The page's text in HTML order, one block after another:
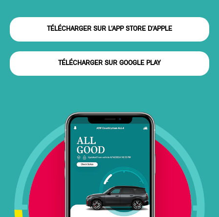
TÉLÉCHARGER SUR L’APP STORE D’APPLE
TÉLÉCHARGER SUR GOOGLE PLAY